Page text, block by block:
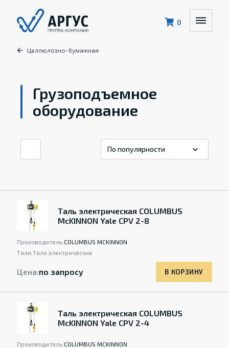
0
Целлюлозно-бумажная
Грузоподъемное
оборудование
Таль электрическая COLUMBUS
McKINNON Yale CPV 2-8
Производитель:COLUMBUS MCKINNON
Тали:Тали электрические
Цена:по запросу В КОРЗИНУ
Таль электрическая COLUMBUS
McKINNON Yale CPV 2-4
Производитель:COLUMBUS MCKINNON